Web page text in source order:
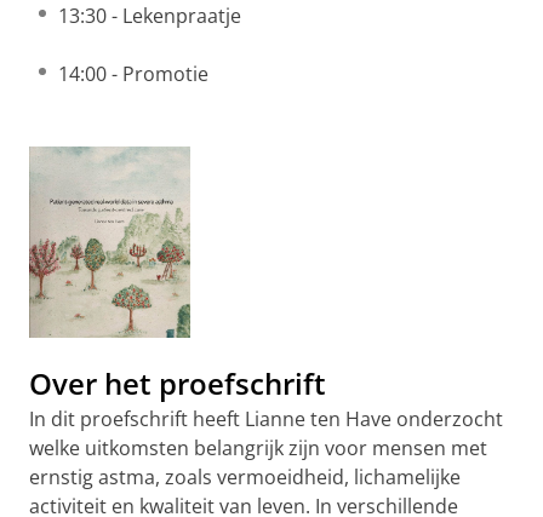
13:30 - Lekenpraatje
14:00 - Promotie
Over het proefschrift
In dit proefschrift heeft Lianne ten Have onderzocht
welke uitkomsten belangrijk zijn voor mensen met
ernstig astma, zoals vermoeidheid, lichamelijke
activiteit en kwaliteit van leven. In verschillende